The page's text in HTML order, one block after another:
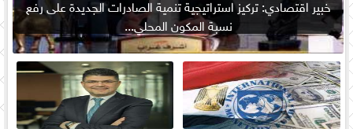
خبير اقتصادي: تركيز استراتيجية تنمية الصادرات الجديدة على رفع
نسبة المكون المحلي...